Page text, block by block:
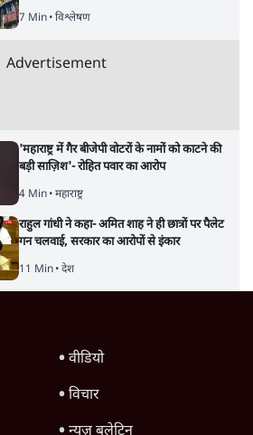
7 Min• विश्लेषण
Advertisement
'महाराष्ट्र में गैर बीजेपी वोटरों के नामों को काटने की
बड़ी साज़िश'- रोहित पवार का आरोप
4 Min• महाराष्ट्र
राहुल गांधी ने कहा- अमित शाह ने ही छात्रों पर पैलेट
गन चलवाई, सरकार का आरोपों से इंकार
11 Min• देश
वीडियो
विचार